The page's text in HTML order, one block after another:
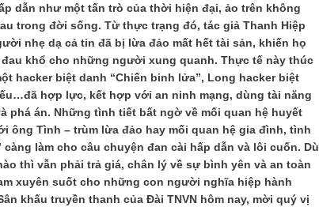
dẫn như một tấn trò của thời hiện đại, ảo trên không
trong đời sống. Từ thực trạng đó, tác giả Thanh Hiệp
nhẹ dạ cả tin đã bị lừa đảo mất hết tài sản, khiến họ
khổ cho những người xung quanh. Thực tế này thúc
hacker biệt danh “Chiến binh lửa”, Long hacker biệt
hợp lực, kết hợp với an ninh mạng, dùng tài năng
phá án. Những tình tiết bất ngờ về mối quan hệ huyết
ông Tình – trùm lừa đảo hay mối quan hệ gia đình, tình
làm cho câu chuyện đan cài hấp dẫn và lôi cuốn. Dù
thì vẫn phải trả giá, chân lý về sự bình yên và an toàn
xuyên suốt cho những con người nghĩa hiệp hành
khấu truyền thanh của Đài TNVN hôm nay, mời quý vị